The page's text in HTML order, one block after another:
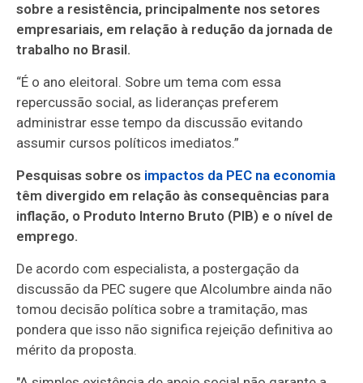
sobre a resistência, principalmente nos setores
empresariais, em relação à redução da jornada de
trabalho no Brasil.
“É o ano eleitoral. Sobre um tema com essa
repercussão social, as lideranças preferem
administrar esse tempo da discussão evitando
assumir cursos políticos imediatos.”
Pesquisas sobre os impactos da PEC na economia
têm divergido em relação às consequências para
inflação, o Produto Interno Bruto (PIB) e o nível de
emprego.
De acordo com especialista, a postergação da
discussão da PEC sugere que Alcolumbre ainda não
tomou decisão política sobre a tramitação, mas
pondera que isso não significa rejeição definitiva ao
mérito da proposta.